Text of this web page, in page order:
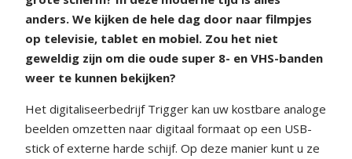
anders. We kijken de hele dag door naar filmpjes
op televisie, tablet en mobiel. Zou het niet
geweldig zijn om die oude super 8- en VHS-banden
weer te kunnen bekijken?
Het digitaliseerbedrijf Trigger kan uw kostbare analoge
beelden omzetten naar digitaal formaat op een USB-
stick of externe harde schijf. Op deze manier kunt u ze